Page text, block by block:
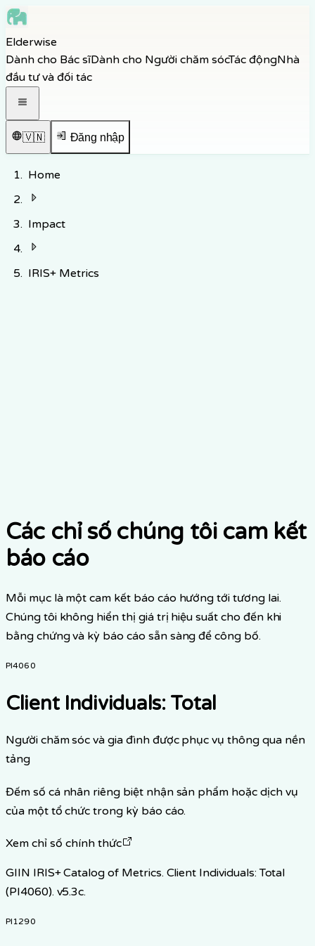
Skip to navigation
Skip to footer
Elderwise
Dành cho Bác sĩDành cho Người chăm sócTác độngNhà
đầu tư và đối tác
🇻🇳 Đăng nhập
Home
Impact
IRIS+ Metrics
Các chỉ số chúng tôi cam kết
báo cáo
Mỗi mục là một cam kết báo cáo hướng tới tương lai.
Chúng tôi không hiển thị giá trị hiệu suất cho đến khi
bằng chứng và kỳ báo cáo sẵn sàng để công bố.
PI4060
Client Individuals: Total
Người chăm sóc và gia đình được phục vụ thông qua nền
tảng
Đếm số cá nhân riêng biệt nhận sản phẩm hoặc dịch vụ
của một tổ chức trong kỳ báo cáo.
Xem chỉ số chính thức
GIIN IRIS+ Catalog of Metrics. Client Individuals: Total
(PI4060). v5.3c.
PI1290